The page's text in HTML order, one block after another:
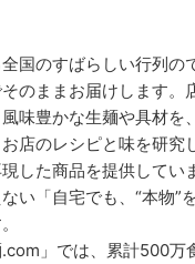
国のすばらしい行列の
のままお届けします。
味豊かな生麺や具材を
店のレシピと味を研究
した商品を提供してい
い「自宅でも、“本物”
」では、累計500万